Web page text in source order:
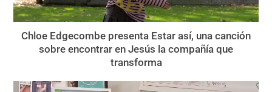
Chloe Edgecombe presenta Estar así, una canción
sobre encontrar en Jesús la compañía que
transforma